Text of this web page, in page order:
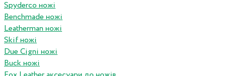
Spyderco ножі
Benchmade ножі
Leatherman ножі
Skif ножі
Due Cigni ножі
Buck ножі